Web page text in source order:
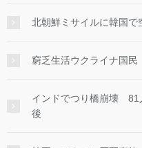
北朝鮮ミサイルに韓国
窮乏生活ウクライナ国
インドでつり橋崩壊
後